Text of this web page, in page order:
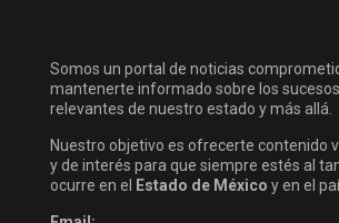
Somos un portal de noticias
mantenerte informado sobre los
relevantes de nuestro estado y más allá.
Nuestro objetivo es ofrecerte contenido
y de interés para que siempre estés al
ocurre en el
Estado de México y en el